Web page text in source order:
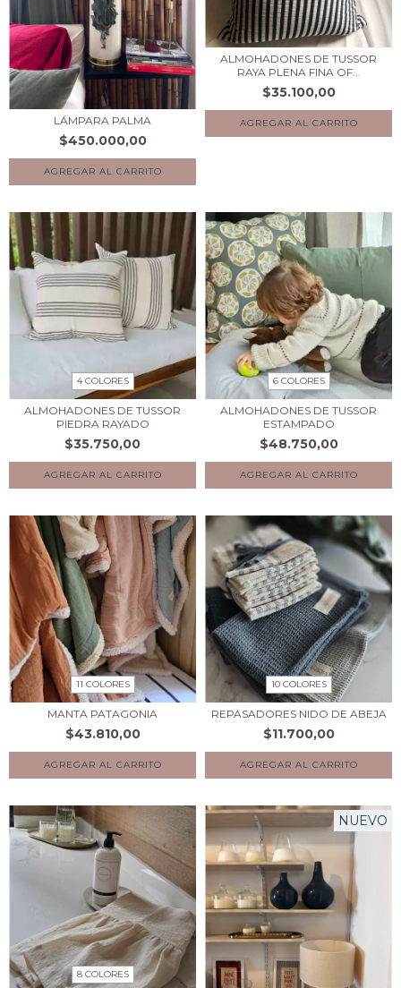
LÁMPARA PALMA
$450.000,00
ALMOHADONES DE TUSSOR
RAYA PLENA FINA OF...
$35.100,00
AGREGAR AL CARRITO
4 COLORES
ALMOHADONES DE TUSSOR
PIEDRA RAYADO
$35.750,00
AGREGAR AL CARRITO
6 COLORES
ALMOHADONES DE TUSSOR
ESTAMPADO
$48.750,00
AGREGAR AL CARRITO
11 COLORES
MANTA PATAGONIA
$43.810,00
AGREGAR AL CARRITO
10 COLORES
REPASADORES NIDO DE ABEJA
$11.700,00
AGREGAR AL CARRITO
8 COLORES
NUEVO